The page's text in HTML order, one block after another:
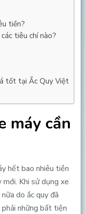
tiền?
tiêu chí nào?
tốt tại Ắc Quy Việt
máy cần
hết bao nhiêu tiền
mới. Khi sử dụng xe
do ắc quy đã
những bất tiện